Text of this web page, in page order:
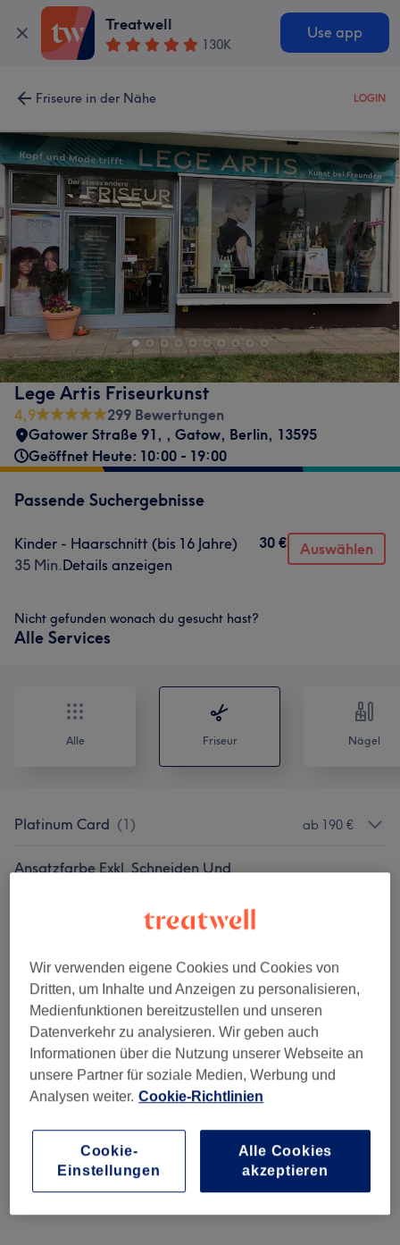
Treatwell
130K
Use app
Friseure in der Nähe LOGIN
Lege Artis Friseurkunst
4,9
299 Bewertungen
Gatower Straße 91, , Gatow, Berlin, 13595
Geöffnet Heute: 10:00 - 19:00
Passende Suchergebnisse
Kinder - Haarschnitt (bis 16 Jahre)
35 Min.Details anzeigen
30 € Auswählen
Nicht gefunden wonach du gesucht hast?
Alle Services
Alle Friseur Nägel
Platinum Card (1) ab 190 €
Ansatzfarbe Exkl. Schneiden Und
Damen - Haarschnitte & Stylings ( 4)
Damen - Farbe & Coloration (5) ab 10 €
Herren - Haarschnitte & Stylings ( 2)
Herren - Farbe & Grauhaarkaschierung 75 €
Kinder - Haarschnitte & Stylings (1)
Haarkuren & Pflege ab 12 €
Haarverlängerung & Haarverdichtung (2) ab 120 €
Wir verwenden eigene Cookies und Cookies von
Dritten, um Inhalte und Anzeigen zu personalisieren,
Medienfunktionen bereitzustellen und unseren
Datenverkehr zu analysieren. Wir geben auch
Informationen über die Nutzung unserer Webseite an
unsere Partner für soziale Medien, Werbung und
Analysen weiter. Cookie-Richtlinien
Cookie-
Einstellungen
Alle Cookies
akzeptieren